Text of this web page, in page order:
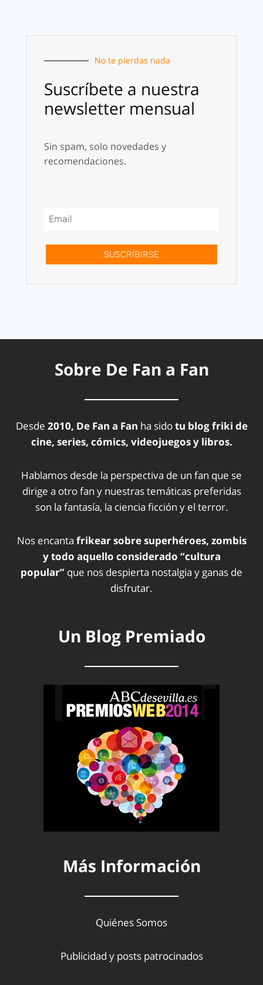
No te pierdas nada
Suscríbete a nuestra
newsletter mensual
Sin spam, solo novedades y
recomendaciones.
SUSCRÍBIRSE
Sobre De Fan a Fan
Desde 2010, De Fan a Fan ha sidotu blog friki de
cine, series, cómics, videojuegos y libros.
Hablamos desde la perspectiva de un fan que se
dirige a otro fan y nuestras temáticas preferidas
son la fantasía, la ciencia ficción y el terror.
Nos encanta frikear sobre superhéroes, zombis
y todo aquello considerado “cultura
popular” que nos despierta nostalgia y ganas de
disfrutar.
Un Blog Premiado
Más Información
Quiénes Somos
Publicidad y posts patrocinados